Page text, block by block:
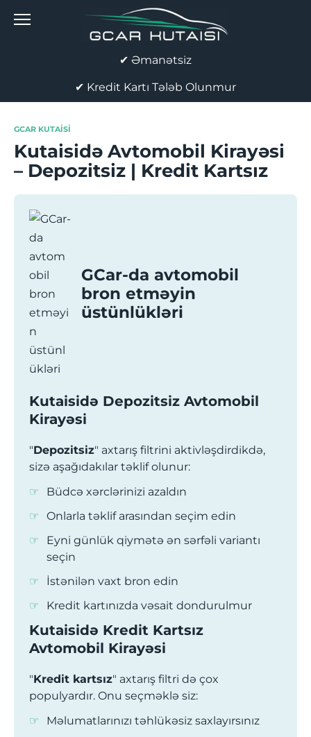
✔ Əmanətsiz
✔ Kredit Kartı Tələb Olunmur
GCAR KUTAISI
Kutaisidə Avtomobil Kirayəsi
– Depozitsiz | Kredit Kartsız
GCar-da avtomobil
bron etməyin
üstünlükləri
Kutaisidə Depozitsiz Avtomobil
Kirayəsi
"Depozitsiz" axtarış filtrini aktivləşdirdikdə,
sizə aşağıdakılar təklif olunur:
Büdcə xərclərinizi azaldın
Onlarla təklif arasından seçim edin
Eyni günlük qiymətə ən sərfəli variantı
seçin
İstənilən vaxt bron edin
Kredit kartınızda vəsait dondurulmur
Kutaisidə Kredit Kartsız
Avtomobil Kirayəsi
"Kredit kartsız" axtarış filtri də çox
populyardır. Onu seçməklə siz:
Məlumatlarınızı təhlükəsiz saxlayırsınız